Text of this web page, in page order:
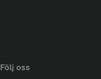
Följ oss